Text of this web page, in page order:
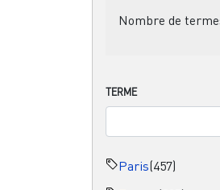
Nombre de
TERME
Paris(457)